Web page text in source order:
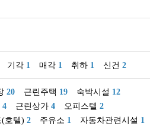
기각 1 매각 1 취하 1 신건 2
20 근린주택 19 숙박시설 12
4 근린상가 4 오피스텔 2
(호텔) 2 주유소 1 자동차관련시설 1